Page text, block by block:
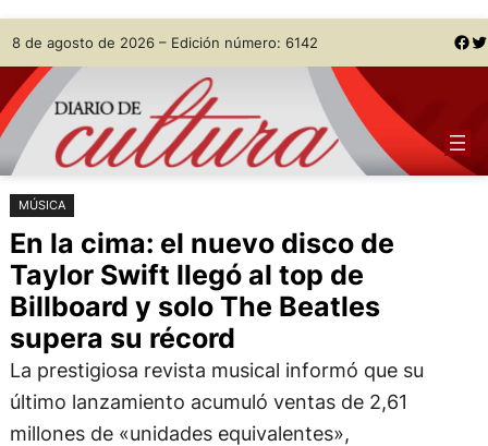
Saltar
al
contenido
Skip
to
content
8 de agosto de 2026 – Edición número: 6142 Facebook Twitter
MÚSICA
En la cima: el nuevo disco de
Taylor Swift llegó al top de
Billboard y solo The Beatles
supera su récord
La prestigiosa revista musical informó que su
último lanzamiento acumuló ventas de 2,61
millones de «unidades equivalentes»,